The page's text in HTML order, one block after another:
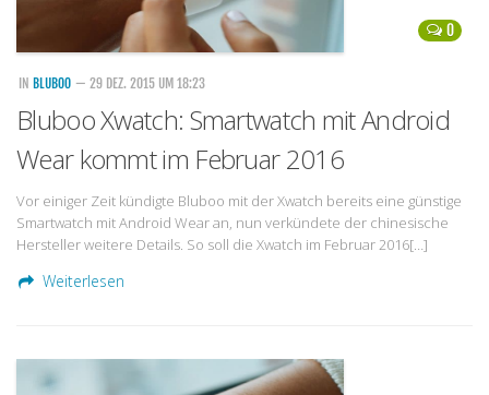
0
IN BLUBOO — 29 DEZ. 2015 UM 18:23
Bluboo Xwatch: Smartwatch mit Android
Wear kommt im Februar 2016
Vor einiger Zeit kündigte Bluboo mit der Xwatch bereits eine günstige
Smartwatch mit Android Wear an, nun verkündete der chinesische
Hersteller weitere Details. So soll die Xwatch im Februar 2016[…]
Weiterlesen